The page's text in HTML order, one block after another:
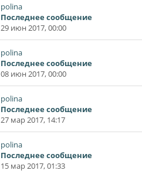
polina
Последнее сообщение
29 июн 2017, 00:00
polina
Последнее сообщение
08 июн 2017, 00:00
polina
Последнее сообщение
27 мар 2017, 14:17
polina
Последнее сообщение
15 мар 2017, 01:33